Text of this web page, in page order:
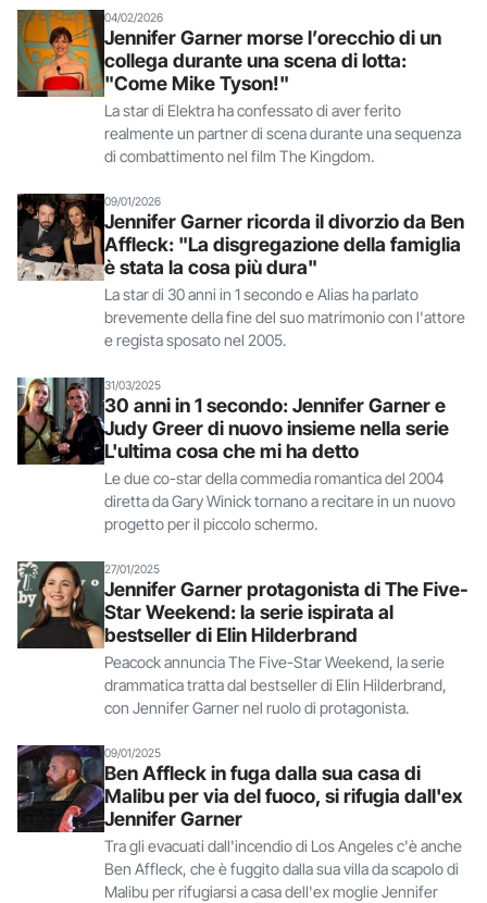
04/02/2026
Jennifer Garner morse l’orecchio di un
collega durante una scena di lotta:
"Come Mike Tyson!"
La star di Elektra ha confessato di aver ferito
realmente un partner di scena durante una sequenza
di combattimento nel film The Kingdom.
09/01/2026
Jennifer Garner ricorda il divorzio da Ben
Affleck: "La disgregazione della famiglia
è stata la cosa più dura"
La star di 30 anni in 1 secondo e Alias ha parlato
brevemente della fine del suo matrimonio con l'attore
e regista sposato nel 2005.
31/03/2025
30 anni in 1 secondo: Jennifer Garner e
Judy Greer di nuovo insieme nella serie
L'ultima cosa che mi ha detto
Le due co-star della commedia romantica del 2004
diretta da Gary Winick tornano a recitare in un nuovo
progetto per il piccolo schermo.
27/01/2025
Jennifer Garner protagonista di The Five-
Star Weekend: la serie ispirata al
bestseller di Elin Hilderbrand
Peacock annuncia The Five-Star Weekend, la serie
drammatica tratta dal bestseller di Elin Hilderbrand,
con Jennifer Garner nel ruolo di protagonista.
09/01/2025
Ben Affleck in fuga dalla sua casa di
Malibu per via del fuoco, si rifugia dall'ex
Jennifer Garner
Tra gli evacuati dall'incendio di Los Angeles c'è anche
Ben Affleck, che è fuggito dalla sua villa da scapolo di
Malibu per rifugiarsi a casa dell'ex moglie Jennifer